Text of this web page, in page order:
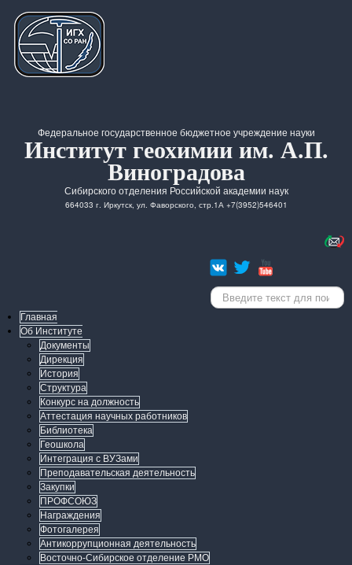
Федеральное государственное бюджетное учреждение науки
Институт геохимии им. А.П.
Виноградова
Сибирского отделения Российской академии наук
664033 г. Иркутск, ул. Фаворского, стр.1А +7(3952)546401
Искать...
Главная
Об Институте
Документы
Дирекция
История
Структура
Конкурс на должность
Аттестация научных работников
Библиотека
Геошкола
Интеграция с ВУЗами
Преподавательская деятельность
Закупки
ПРОФСОЮЗ
Награждения
Фотогалерея
Антикоррупционная деятельность
Восточно-Сибирское отделение РМО